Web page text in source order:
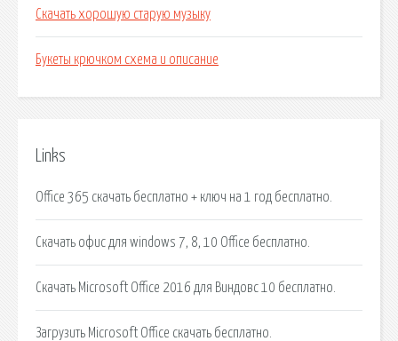
Скачать хорошую старую музыку
Букеты крючком схема и описание
Links
Office 365 скачать бесплатно + ключ на 1 год бесплатно.
Скачать офис для windows 7, 8, 10 Office бесплатно.
Скачать Microsoft Office 2016 для Виндовс 10 бесплатно.
Загрузить Microsoft Office скачать бесплатно.